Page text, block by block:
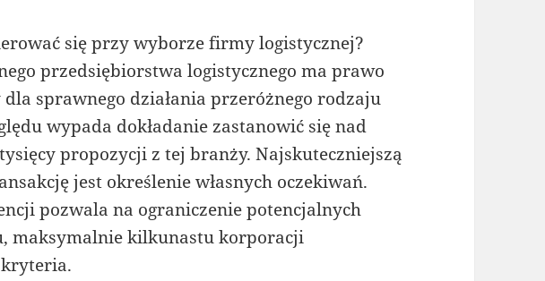
się przy wyborze firmy logistycznej?
przedsiębiorstwa logistycznego ma prawo
sprawnego działania przeróżnego rodzaju
wypada dokładanie zastanowić się nad
propozycji z tej branży. Najskuteczniejszą
jest określenie własnych oczekiwań.
pozwala na ograniczenie potencjalnych
maksymalnie kilkunastu korporacji